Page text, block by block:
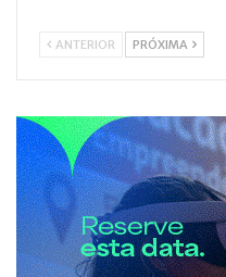
ANTERIOR PRÓXIMA